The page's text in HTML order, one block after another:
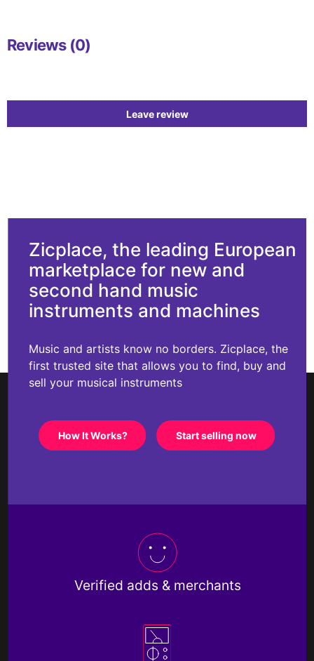
Reviews (0)
Leave review
Zicplace, the leading European
marketplace for new and
second hand music
instruments and machines
Music and artists know no borders. Zicplace, the
first trusted site that allows you to find, buy and
sell your musical instruments
How It Works? Start selling now
Verified adds & merchants